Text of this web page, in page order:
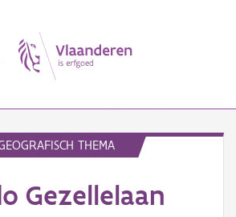
THEMA
Gezellelaan